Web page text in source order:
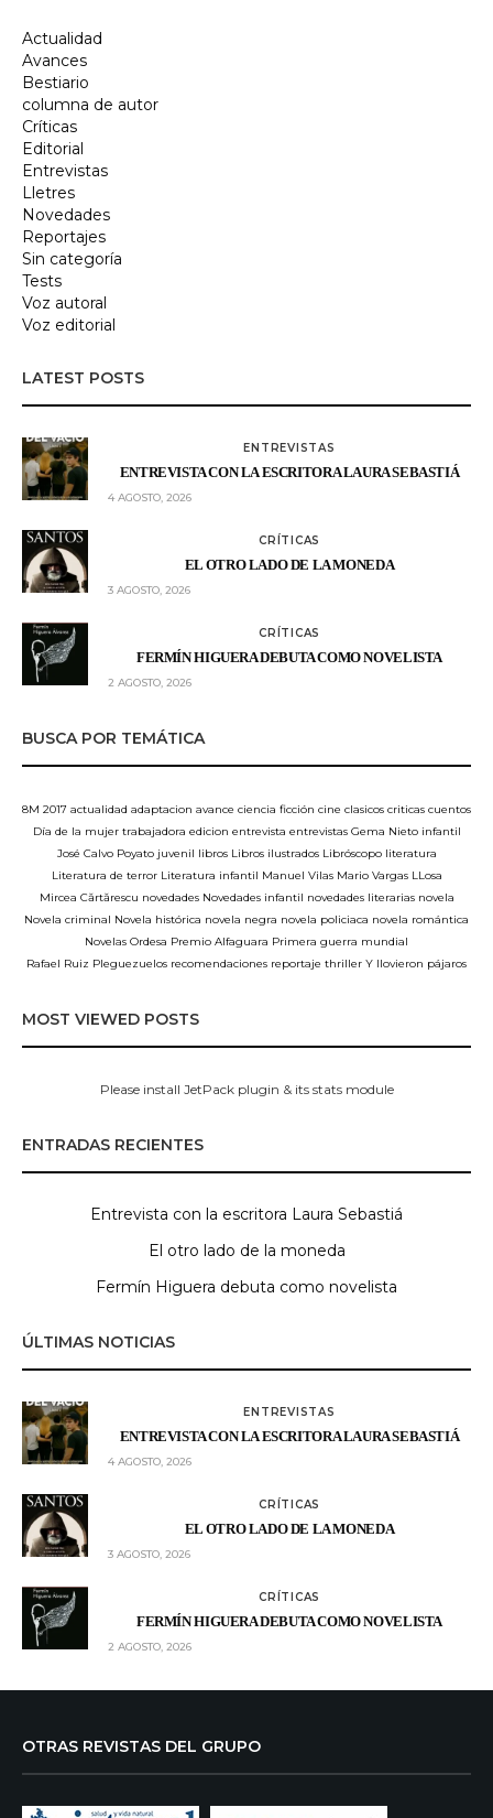
Actualidad
Avances
Bestiario
columna de autor
Críticas
Editorial
Entrevistas
Lletres
Novedades
Reportajes
Sin categoría
Tests
Voz autoral
Voz editorial
LATEST POSTS
ENTREVISTAS
ENTREVISTA CON LA ESCRITORA LAURA SEBASTIÁ
4 AGOSTO, 2026
CRÍTICAS
EL OTRO LADO DE LA MONEDA
3 AGOSTO, 2026
CRÍTICAS
FERMÍN HIGUERA DEBUTA COMO NOVELISTA
2 AGOSTO, 2026
BUSCA POR TEMÁTICA
8M 2017 actualidad adaptacion avance ciencia ficción cine clasicos criticas cuentos
Día de la mujer trabajadora edicion entrevista entrevistas Gema Nieto infantil
José Calvo Poyato juvenil libros Libros ilustrados Libróscopo literatura
Literatura de terror Literatura infantil Manuel Vilas Mario Vargas LLosa
Mircea Cărtărescu novedades Novedades infantil novedades literarias novela
Novela criminal Novela histórica novela negra novela policiaca novela romántica
Novelas Ordesa Premio Alfaguara Primera guerra mundial
Rafael Ruiz Pleguezuelos recomendaciones reportaje thriller Y llovieron pájaros
MOST VIEWED POSTS
Please install JetPack plugin & its stats module
ENTRADAS RECIENTES
Entrevista con la escritora Laura Sebastiá
El otro lado de la moneda
Fermín Higuera debuta como novelista
ÚLTIMAS NOTICIAS
ENTREVISTAS
ENTREVISTA CON LA ESCRITORA LAURA SEBASTIÁ
4 AGOSTO, 2026
CRÍTICAS
EL OTRO LADO DE LA MONEDA
3 AGOSTO, 2026
CRÍTICAS
FERMÍN HIGUERA DEBUTA COMO NOVELISTA
2 AGOSTO, 2026
OTRAS REVISTAS DEL GRUPO